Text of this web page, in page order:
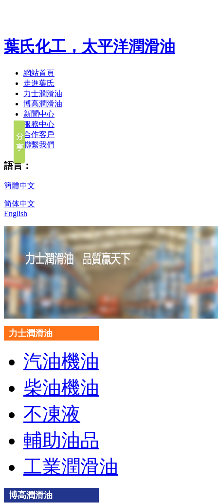
葉氏化工，太平洋潤滑油
網站首頁
走進葉氏
力士潤滑油
博高潤滑油
新聞中心
服務中心
合作客戶
聯繫我們
語言：
簡體中文
简体中文
English
力士潤滑油
汽油機油
柴油機油
不凍液
輔助油品
工業潤滑油
博高潤滑油